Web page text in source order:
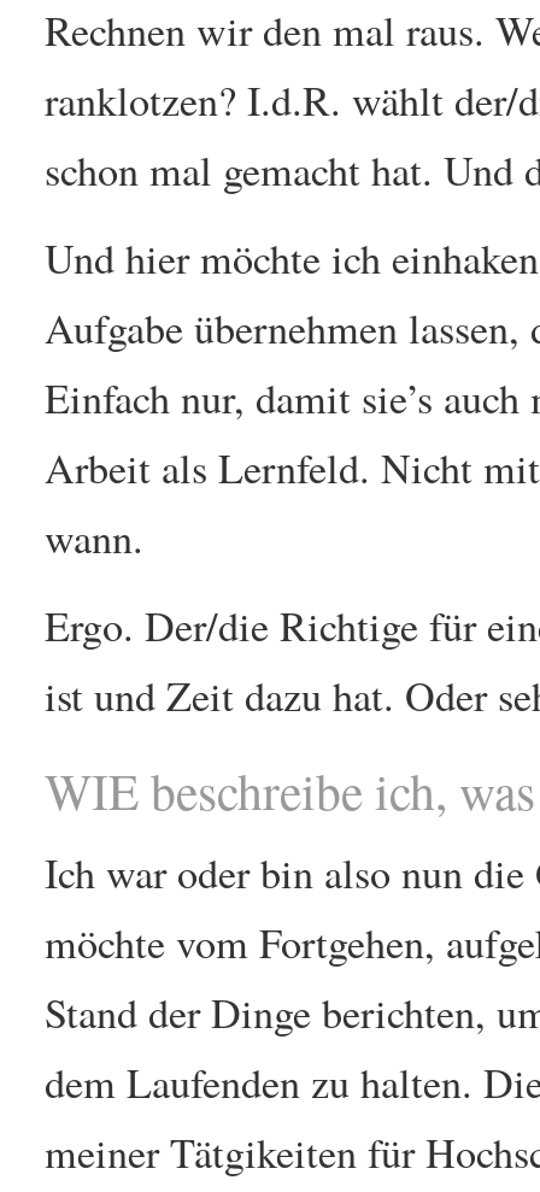
Rechnen wir den mal raus.
ranklotzen? I.d.R. wählt der/
schon mal gemacht hat. Und
Und hier möchte ich
Aufgabe übernehmen
Einfach nur, damit sie’s
Arbeit als Lernfeld. Nicht
wann.
Ergo. Der/die Richtige für
ist und Zeit dazu hat. Oder
WIE beschreibe ich,
Ich war oder bin also nun
möchte vom Fortgehen,
Stand der Dinge berichten,
dem Laufenden zu halten.
meiner Tätgikeiten für